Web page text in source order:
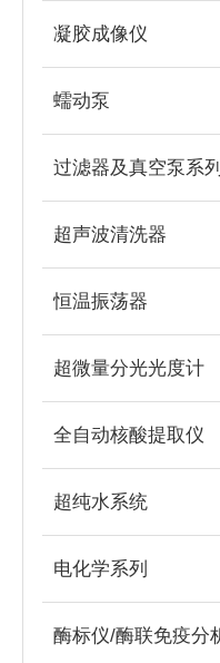
凝胶成像仪
蠕动泵
过滤器及真空泵系列
超声波清洗器
恒温振荡器
超微量分光光度计
全自动核酸提取仪
超纯水系统
电化学系列